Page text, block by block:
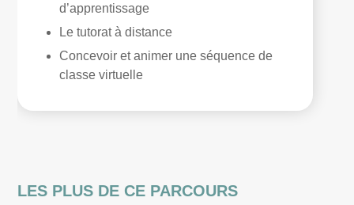
d’apprentissage
Le tutorat à distance
Concevoir et animer une séquence de
classe virtuelle
LES PLUS DE CE PARCOURS